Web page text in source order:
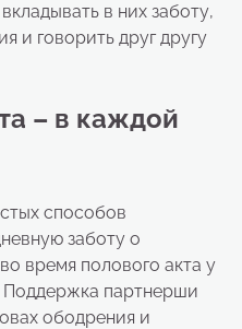
в них заботу,
и говорить друг другу
– в каждой
способов
заботу о
время полового акта у
партнерши
ободрения и